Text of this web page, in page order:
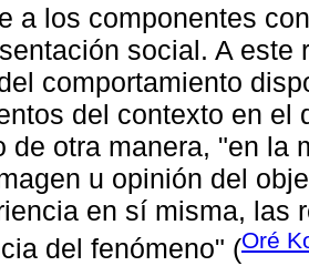
a los componentes
social. A este
comportamiento
del contexto en el
de otra manera, "en la
u opinión del
en sí misma, las
del fenómeno" (Oré